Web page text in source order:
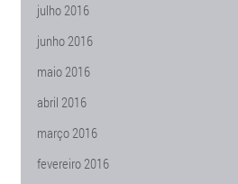
julho 2016
junho 2016
maio 2016
abril 2016
março 2016
fevereiro 2016